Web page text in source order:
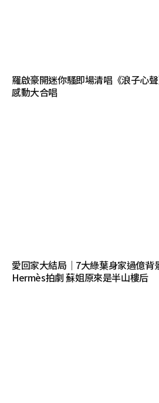
羅啟豪開迷你騷即場清唱《浪子心
感動大合唱
愛回家大結局｜7大綠葉身家過億背
Hermès拍劇 蘇姐原來是半山樓后